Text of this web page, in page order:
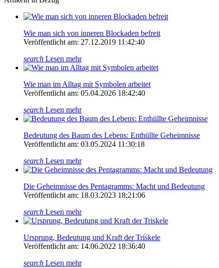
Wie man sich von inneren Blockaden befreit
Veröffentlicht am: 27.12.2019 11:42:40
search Lesen mehr
Wie man im Alltag mit Symbolen arbeitet
Veröffentlicht am: 05.04.2026 18:42:40
search Lesen mehr
Bedeutung des Baum des Lebens: Enthüllte Geheimnisse
Veröffentlicht am: 03.05.2024 11:30:18
search Lesen mehr
Die Geheimnisse des Pentagramms: Macht und Bedeutung
Veröffentlicht am: 18.03.2023 18:21:06
search Lesen mehr
Ursprung, Bedeutung und Kraft der Triskele
Veröffentlicht am: 14.06.2022 18:36:40
search Lesen mehr